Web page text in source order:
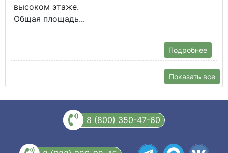
высоком этаже.
Общая площадь...
Подробнее
Показать все
8 (800) 350-47-60